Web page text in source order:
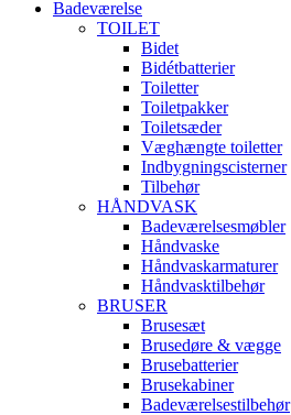
Badeværelse
TOILET
Bidet
Bidétbatterier
Toiletter
Toiletpakker
Toiletsæder
Væghængte toiletter
Indbygningscisterner
Tilbehør
HÅNDVASK
Badeværelsesmøbler
Håndvaske
Håndvaskarmaturer
Håndvasktilbehør
BRUSER
Brusesæt
Brusedøre & vægge
Brusebatterier
Brusekabiner
Badeværelsestilbehør